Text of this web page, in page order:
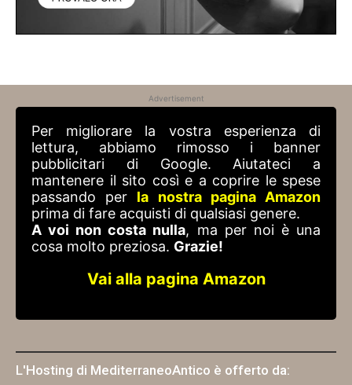
Advertisement
Per migliorare la vostra esperienza di
lettura, abbiamo rimosso i banner
pubblicitari di Google. Aiutateci a
mantenere il sito così e a coprire le spese
passando per la nostra pagina Amazon
prima di fare acquisti di qualsiasi genere.
A voi non costa nulla, ma per noi è una
cosa molto preziosa. Grazie!
Vai alla pagina Amazon
L'Hosting di MediterraneoAntico è offerto da: